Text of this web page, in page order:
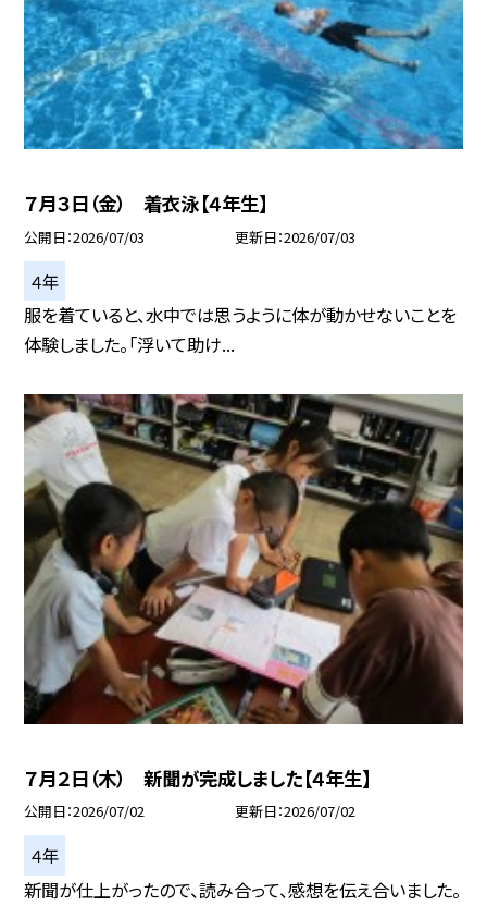
７月３日（金） 着衣泳【４年生】
公開日 2026/07/03 更新日 2026/07/03
４年
服を着ていると、水中では思うように体が動かせないことを
体験しました。「浮いて助け...
７月２日（木） 新聞が完成しました【４年生】
公開日 2026/07/02 更新日 2026/07/02
４年
新聞が仕上がったので、読み合って、感想を伝え合いました。